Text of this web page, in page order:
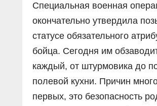
Специальная военная
окончательно утвердила
статусе обязательного
бойца. Сегодня им
каждый, от штурмовика до
полевой кухни. Причин
первых, это безопасность